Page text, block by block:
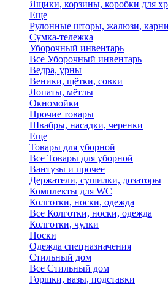
Ящики, корзины, коробки для
Еще
Рулонные шторы, жалюзи,
Сумка-тележка
Уборочный инвентарь
Все Уборочный инвентарь
Ведра, урны
Веники, щётки, совки
Лопаты, мётлы
Окномойки
Прочие товары
Швабры, насадки, черенки
Еще
Товары для уборной
Все Товары для уборной
Вантузы и прочее
Держатели, сушилки, дозаторы
Комплекты для WC
Колготки, носки, одежда
Все Колготки, носки, одежда
Колготки, чулки
Носки
Одежда спецназначения
Стильный дом
Все Стильный дом
Горшки, вазы, подставки